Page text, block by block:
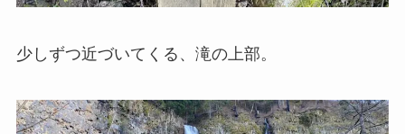
少しずつ近づいてくる、滝の上部。